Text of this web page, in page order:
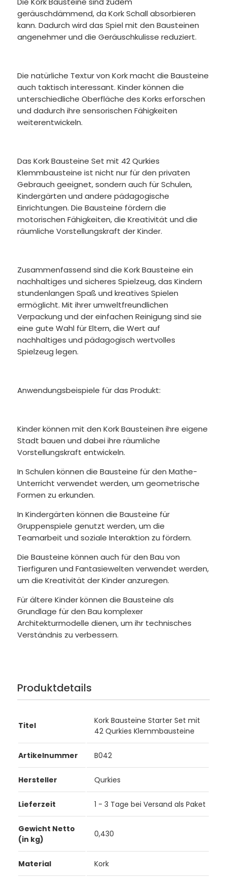
geräuschdämmend, da Kork Schall absorbieren
kann. Dadurch wird das Spiel mit den Bausteinen
angenehmer und die Geräuschkulisse reduziert.
Die natürliche Textur von Kork macht die Bausteine
auch taktisch interessant. Kinder können die
unterschiedliche Oberfläche des Korks erforschen
und dadurch ihre sensorischen Fähigkeiten
weiterentwickeln.
Das Kork Bausteine Set mit 42 Qurkies
Klemmbausteine ist nicht nur für den privaten
Gebrauch geeignet, sondern auch für Schulen,
Kindergärten und andere pädagogische
Einrichtungen. Die Bausteine fördern die
motorischen Fähigkeiten, die Kreativität und die
räumliche Vorstellungskraft der Kinder.
Zusammenfassend sind die Kork Bausteine ein
nachhaltiges und sicheres Spielzeug, das Kindern
stundenlangen Spaß und kreatives Spielen
ermöglicht. Mit ihrer umweltfreundlichen
Verpackung und der einfachen Reinigung sind sie
eine gute Wahl für Eltern, die Wert auf
nachhaltiges und pädagogisch wertvolles
Spielzeug legen.
Anwendungsbeispiele für das Produkt:
Kinder können mit den Kork Bausteinen ihre eigene
Stadt bauen und dabei ihre räumliche
Vorstellungskraft entwickeln.
In Schulen können die Bausteine für den Mathe-
Unterricht verwendet werden, um geometrische
Formen zu erkunden.
In Kindergärten können die Bausteine für
Gruppenspiele genutzt werden, um die
Teamarbeit und soziale Interaktion zu fördern.
Die Bausteine können auch für den Bau von
Tierfiguren und Fantasiewelten verwendet werden,
um die Kreativität der Kinder anzuregen.
Für ältere Kinder können die Bausteine als
Grundlage für den Bau komplexer
Architekturmodelle dienen, um ihr technisches
Verständnis zu verbessern.
Produktdetails
Titel
Kork Bausteine Starter Set mit
42 Qurkies Klemmbausteine
Artikelnummer B042
Hersteller Qurkies
Lieferzeit 1 - 3 Tage bei Versand als Paket
Gewicht Netto
(in kg)
0,430
Material Kork